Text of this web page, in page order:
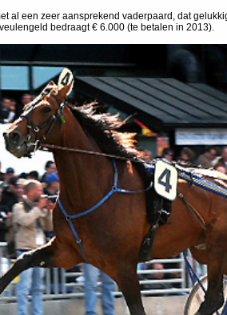
al een zeer aansprekend vaderpaard, dat
bedraagt € 6.000 (te betalen in 2013).